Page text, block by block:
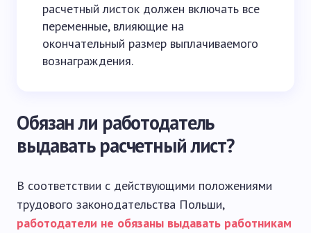
расчетный листок должен включать все
переменные, влияющие на
окончательный размер выплачиваемого
вознаграждения.
Обязан ли работодатель
выдавать расчетный лист?
В соответствии с действующими положениями
трудового законодательства Польши,
работодатели не обязаны выдавать работникам